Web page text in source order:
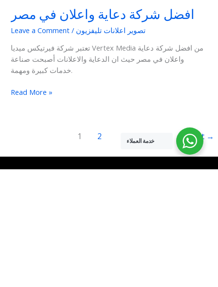
افضل شركة دعاية واعلان في مصر
Leave a Comment / تصوير اعلانات تليفزيون
تعتبر شركة فيرتيكس ميديا Vertex Media من افضل شركة دعاية
واعلان في مصر حيث ان الدعاية والاعلانات أصبحت صناعة
خدمات كبيرة ومهمة.
واعلان
في
مصر
Read More »
1 2 Next → خدمة العملاء